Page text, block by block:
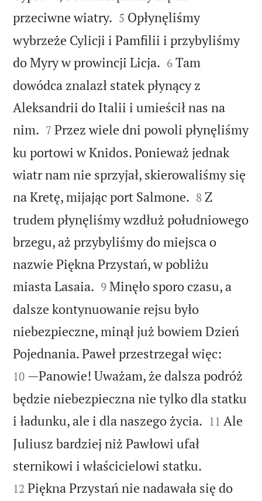
przeciwne wiatry. 

5 Opłynęliśmy
wybrzeże Cylicji i Pamfilii i przybyliśmy
do Myry w prowincji Licja. 

6 Tam
dowódca znalazł statek płynący z
Aleksandrii do Italii i umieścił nas na
nim. 

7 Przez wiele dni powoli płynęliśmy
ku portowi w Knidos. Ponieważ jednak
wiatr nam nie sprzyjał, skierowaliśmy się
na Kretę, mijając port Salmone. 

8 Z
trudem płynęliśmy wzdłuż południowego
brzegu, aż przybyliśmy do miejsca o
nazwie Piękna Przystań, w pobliżu
miasta Lasaia. 

9 Minęło sporo czasu, a
dalsze kontynuowanie rejsu było
niebezpieczne, minął już bowiem Dzień
Pojednania. Paweł przestrzegał więc:
10 —Panowie! Uważam, że dalsza podróż
będzie niebezpieczna nie tylko dla statku
i ładunku, ale i dla naszego życia. 

11 Ale
Juliusz bardziej niż Pawłowi ufał
sternikowi i właścicielowi statku.
12 Piękna Przystań nie nadawała się do